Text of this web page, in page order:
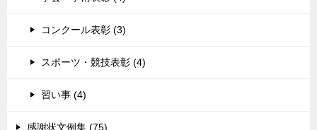
コンクール表彰 (3)
スポーツ・競技表彰 (4)
習い事 (4)
感謝状文例集 (75)